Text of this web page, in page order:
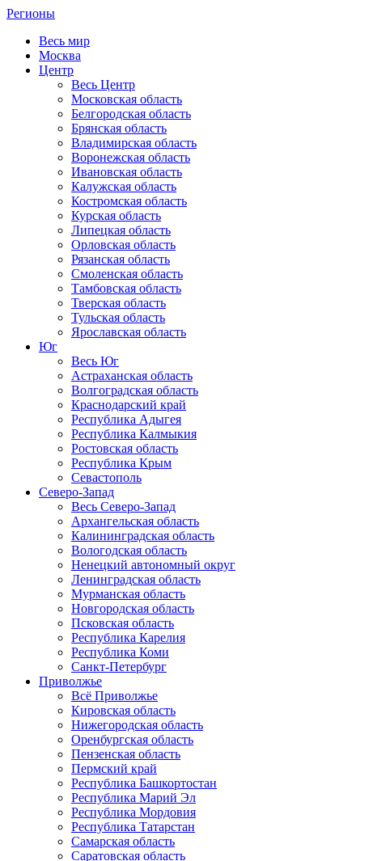
Регионы
Весь мир
Москва
Центр
Весь Центр
Московская область
Белгородская область
Брянская область
Владимирская область
Воронежская область
Ивановская область
Калужская область
Костромская область
Курская область
Липецкая область
Орловская область
Рязанская область
Смоленская область
Тамбовская область
Тверская область
Тульская область
Ярославская область
Юг
Весь Юг
Астраханская область
Волгоградская область
Краснодарский край
Республика Адыгея
Республика Калмыкия
Ростовская область
Республика Крым
Севастополь
Северо-Запад
Весь Северо-Запад
Архангельская область
Калининградская область
Вологодская область
Ненецкий автономный округ
Ленинградская область
Мурманская область
Новгородская область
Псковская область
Республика Карелия
Республика Коми
Санкт-Петербург
Приволжье
Всё Приволжье
Кировская область
Нижегородская область
Оренбургская область
Пензенская область
Пермский край
Республика Башкортостан
Республика Марий Эл
Республика Мордовия
Республика Татарстан
Самарская область
Саратовская область